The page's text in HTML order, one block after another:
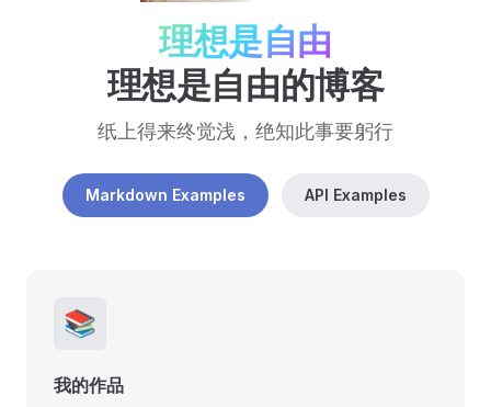
理想是自由
理想是自由的博客
纸上得来终觉浅，绝知此事要躬行
Markdown Examples API Examples
📚
我的作品